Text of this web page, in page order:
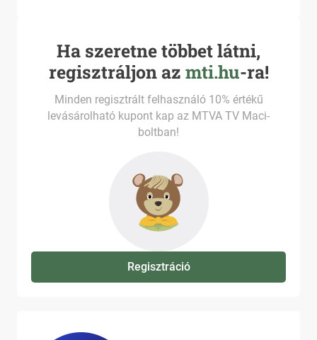
Ha szeretne többet látni,
regisztráljon az mti.hu-ra!
Minden regisztrált felhasználó 10% értékű
levásárolható kupont kap az MTVA TV Maci-
boltban!
Regisztráció